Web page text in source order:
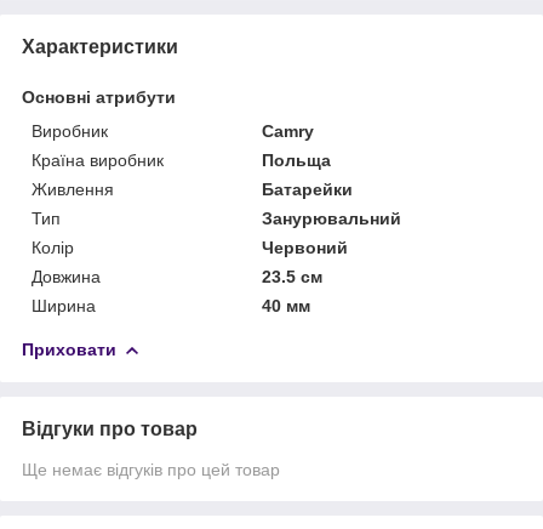
Характеристики
Основні атрибути
Виробник
Camry
Країна виробник
Польща
Живлення
Батарейки
Тип
Занурювальний
Колір
Червоний
Довжина
23.5 см
Ширина
40 мм
Приховати
Відгуки про товар
Ще немає відгуків про цей товар